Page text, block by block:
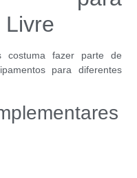
Livre
costuma fazer parte de
para diferentes